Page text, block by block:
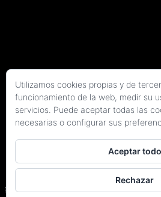
Copyright 2026 Kaitek Servicios Tecnicos para
derechos
Programa Kit Digital cofinanciado por los fondos
Utilizamos cookies propias y de
funcionamiento de la web, medir su
servicios. Puede aceptar todas las
necesarias o configurar sus
Aceptar todo
Rechazar